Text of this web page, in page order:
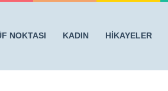
NOKTASI KADIN HİKAYELER